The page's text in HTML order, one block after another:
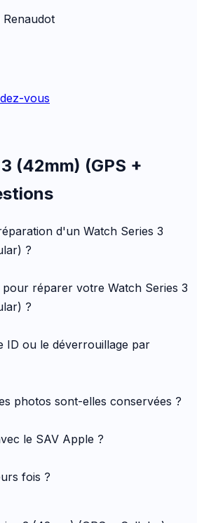
vous
(42mm) (GPS +
d'un Watch Series 3
?
pour réparer votre Watch Series 3
?
ID ou le déverrouillage par
photos sont-elles conservées ?
le SAV Apple ?
fois ?